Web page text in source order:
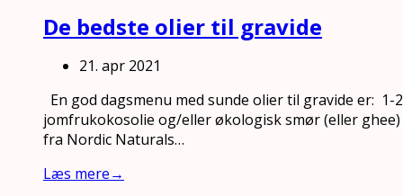
De bedste olier til gravide
21. apr 2021
En god dagsmenu med sunde olier til gravide er:
jomfrukokosolie og/eller økologisk smør (eller ghee)
fra Nordic Naturals…
Læs mere→